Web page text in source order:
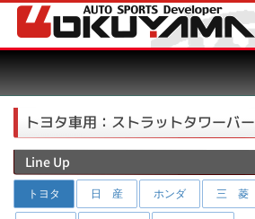
トヨタ車用：ストラットタワーバー
Line Up
トヨタ 日 産 ホンダ 三 菱